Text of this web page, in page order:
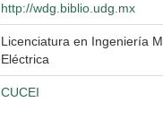
http://wdg.biblio.udg.mx
Licenciatura en Ingeniería
Eléctrica
CUCEI